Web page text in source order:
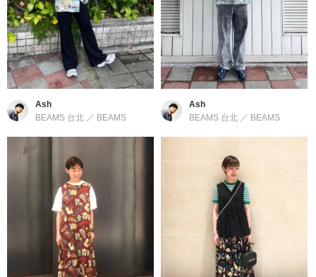
Ash
BEAMS 台北 ／ BEAMS
Ash
BEAMS 台北 ／ BEAMS